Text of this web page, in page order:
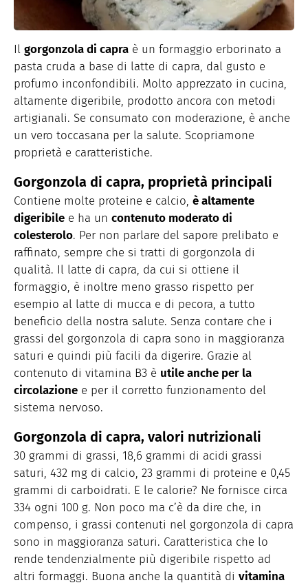
Il gorgonzola di capra è un formaggio erborinato a
pasta cruda a base di latte di capra, dal gusto e
profumo inconfondibili. Molto apprezzato in cucina,
altamente digeribile, prodotto ancora con metodi
artigianali. Se consumato con moderazione, è anche
un vero toccasana per la salute. Scopriamone
proprietà e caratteristiche.
Gorgonzola di capra, proprietà principali
Contiene molte proteine e calcio, è altamente
digeribile e ha un contenuto moderato di
colesterolo. Per non parlare del sapore prelibato e
raffinato, sempre che si tratti di gorgonzola di
qualità. Il latte di capra, da cui si ottiene il
formaggio, è inoltre meno grasso rispetto per
esempio al latte di mucca e di pecora, a tutto
beneficio della nostra salute. Senza contare che i
grassi del gorgonzola di capra sono in maggioranza
saturi e quindi più facili da digerire. Grazie al
contenuto di vitamina B3 è utile anche per la
circolazione e per il corretto funzionamento del
sistema nervoso.
Gorgonzola di capra, valori nutrizionali
30 grammi di grassi, 18,6 grammi di acidi grassi
saturi, 432 mg di calcio, 23 grammi di proteine e 0,45
grammi di carboidrati. E le calorie? Ne fornisce circa
334 ogni 100 g. Non poco ma c’è da dire che, in
compenso, i grassi contenuti nel gorgonzola di capra
sono in maggioranza saturi. Caratteristica che lo
rende tendenzialmente più digeribile rispetto ad
altri formaggi. Buona anche la quantità di vitamina